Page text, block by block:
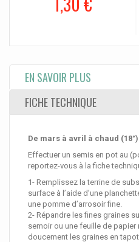
EN SAVOIR PLUS
FICHE TECHNIQUE
De mars à avril à chaud (18°)
Effectuer un semis en pot au
reportez-vous à la fiche
1- Remplissez la terrine de
surface à l’aide d’une
une pomme d’arrosoir fine.
2- Répandre les fines graines
semoir ou une feuille de papier
doucement les graines en